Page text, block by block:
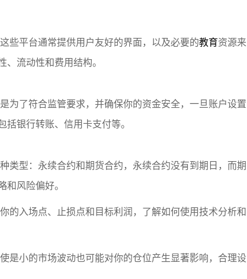
些平台通常提供用户友好的界面，以及必要的教育资源来
流动性和费用结构。
为了符合监管要求，并确保你的资金安全，一旦账户设置
银行转账、信用卡支付等。
类型：永续合约和期货合约，永续合约没有到期日，而期
和风险偏好。
的入场点、止损点和目标利润，了解如何使用技术分析和
是小的市场波动也可能对你的仓位产生显著影响，合理设